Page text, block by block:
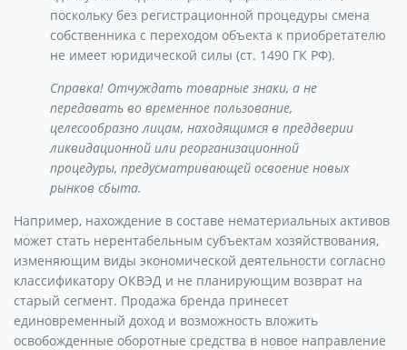
поскольку без регистрационной процедуры смена
собственника с переходом объекта к приобретателю
не имеет юридической силы (ст. 1490 ГК РФ).
Справка! Отчуждать товарные знаки, а не
передавать во временное пользование,
целесообразно лицам, находящимся в преддверии
ликвидационной или реорганизационной
процедуры, предусматривающей освоение новых
рынков сбыта.
Например, нахождение в составе нематериальных активов
может стать нерентабельным субъектам хозяйствования,
изменяющим виды экономической деятельности согласно
классификатору ОКВЭД и не планирующим возврат на
старый сегмент. Продажа бренда принесет
единовременный доход и возможность вложить
освобожденные оборотные средства в новое направление